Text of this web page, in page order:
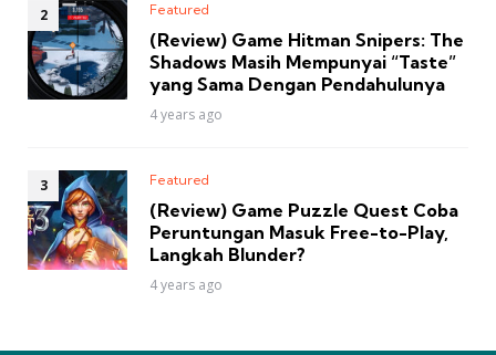
Featured
(Review) Game Hitman Snipers: The
Shadows Masih Mempunyai “Taste”
yang Sama Dengan Pendahulunya
4 years ago
Featured
(Review) Game Puzzle Quest Coba
Peruntungan Masuk Free-to-Play,
Langkah Blunder?
4 years ago